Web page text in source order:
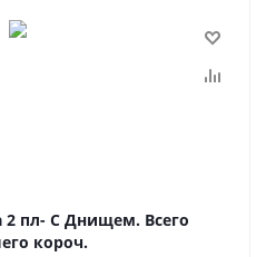
пл- С Днищем. Всего
короч.